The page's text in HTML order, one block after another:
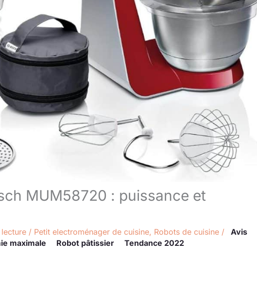
MUM58720 : puissance et
/ Petit electroménager de cuisine, Robots de cuisine /
Avis
maximale Robot pâtissier Tendance 2022